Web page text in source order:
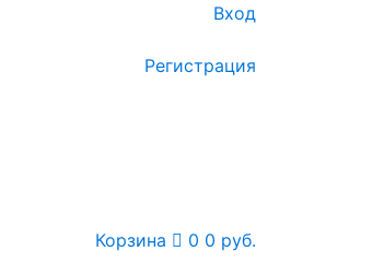
Вход
Регистрация
Корзина 0 0 руб.